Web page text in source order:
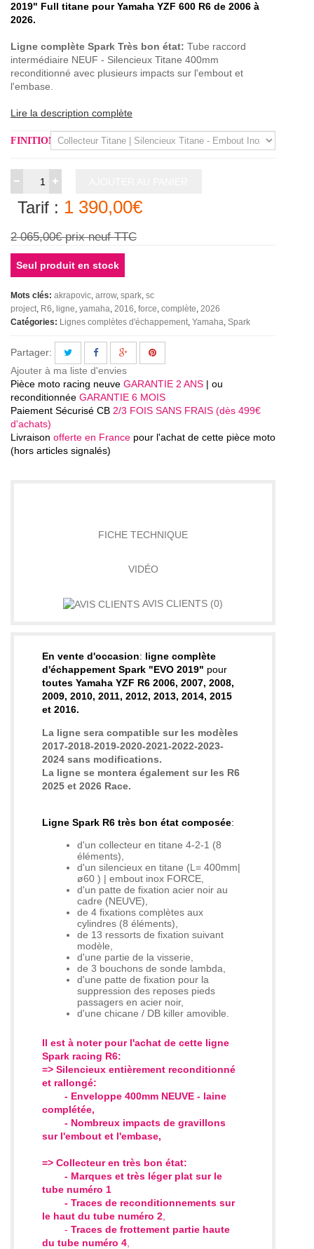
2019" Full titane pour Yamaha YZF 600 R6 de 2006 à
2026.
Ligne complète Spark Très bon état: Tube raccord
intermédiaire NEUF - Silencieux Titane 400mm
reconditionné avec plusieurs impacts sur l'embout et
l'embase.
Lire la description complète
FINITION
Tarif : 1 390,00€
2 065,00€prix neuf TTC
Seul produit en stock
Mots clés: akrapovic arrow spark sc
project R6 ligne yamaha 2016 force complète 2026
Catégories: Lignes complètes d'échappement Yamaha Spark
Partager:
Ajouter à ma liste d'envies
Pièce moto racing neuve GARANTIE 2 ANS | ou
reconditionnée GARANTIE 6 MOIS
Paiement Sécurisé CB 2/3 FOIS SANS FRAIS (dès 499€
d'achats)
Livraison offerte en France pour l'achat de cette pièce moto
(hors articles signalés)
FICHE TECHNIQUE
VIDÉO
AVIS CLIENTS (0)
En vente d'occasion: ligne complète
d'échappement Spark "EVO 2019" pour
toutes Yamaha YZF R6 2006, 2007, 2008,
2009, 2010, 2011, 2012, 2013, 2014, 2015
et 2016.
La ligne sera compatible sur les modèles
2017-2018-2019-2020-2021-2022-2023-
2024 sans modifications.
La ligne se montera également sur les R6
2025 et 2026 Race.
Ligne Spark R6 très bon état composée:
d'un collecteur en titane 4-2-1 (8
éléments),
d'un silencieux en titane (L= 400mm|
ø60 ) | embout inox FORCE,
d'un patte de fixation acier noir au
cadre (NEUVE),
de 4 fixations complètes aux
cylindres (8 éléments),
de 13 ressorts de fixation suivant
modèle,
d'une partie de la visserie,
de 3 bouchons de sonde lambda,
d'une patte de fixation pour la
suppression des reposes pieds
passagers en acier noir,
d'une chicane / DB killer amovible.
Il est à noter pour l'achat de cette ligne
Spark racing R6:
=> Silencieux entièrement reconditionné
et rallongé:
- Enveloppe 400mm NEUVE - laine
complétée,
- Nombreux impacts de gravillons
sur l'embout et l'embase,
=> Collecteur en très bon état:
- Marques et très léger plat sur le
tube numéro 1
- Traces de reconditionnements sur
le haut du tube numéro 2
- Traces de frottement partie haute
du tube numéro 4